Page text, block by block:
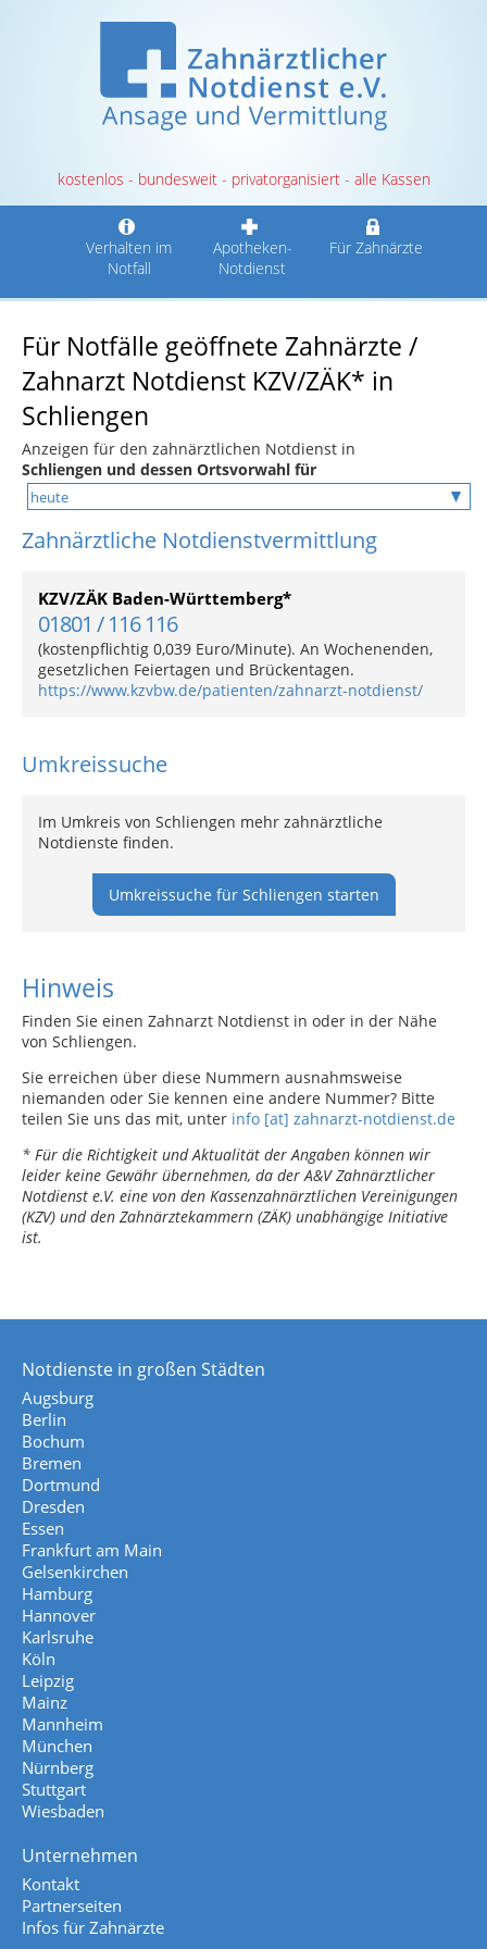
kostenlos - bundesweit - privatorganisiert - alle Kassen
Verhalten im
Notfall
Apotheken-
Notdienst
Für Zahnärzte
Für Notfälle geöffnete Zahnärzte /
Zahnarzt Notdienst KZV/ZÄK* in
Schliengen
Anzeigen für den zahnärztlichen Notdienst in
Schliengen und dessen Ortsvorwahl für
Zahnärztliche Notdienstvermittlung
KZV/ZÄK Baden-Württemberg*
01801 / 116 116
(kostenpflichtig 0,039 Euro/Minute). An Wochenenden,
gesetzlichen Feiertagen und Brückentagen.
https://www.kzvbw.de/patienten/zahnarzt-notdienst/
Umkreissuche
Im Umkreis von Schliengen mehr zahnärztliche
Notdienste finden.
Umkreissuche für Schliengen starten
Hinweis
Finden Sie einen Zahnarzt Notdienst in oder in der Nähe
von Schliengen.
Sie erreichen über diese Nummern ausnahmsweise
niemanden oder Sie kennen eine andere Nummer? Bitte
teilen Sie uns das mit, unter info [at] zahnarzt-notdienst.de
* Für die Richtigkeit und Aktualität der Angaben können wir
leider keine Gewähr übernehmen, da der A&V Zahnärztlicher
Notdienst e.V. eine von den Kassenzahnärztlichen Vereinigungen
(KZV) und den Zahnärztekammern (ZÄK) unabhängige Initiative
ist.
Notdienste in großen Städten
Augsburg
Berlin
Bochum
Bremen
Dortmund
Dresden
Essen
Frankfurt am Main
Gelsenkirchen
Hamburg
Hannover
Karlsruhe
Köln
Leipzig
Mainz
Mannheim
München
Nürnberg
Stuttgart
Wiesbaden
Unternehmen
Kontakt
Partnerseiten
Infos für Zahnärzte